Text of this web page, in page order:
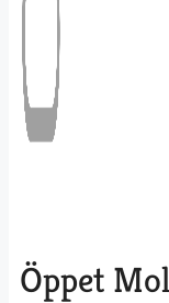
Öppet